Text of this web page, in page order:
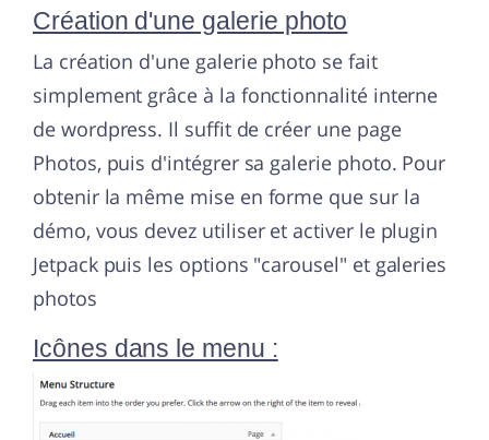
Création d'une galerie photo
La création d'une galerie photo se fait
simplement grâce à la fonctionnalité interne
de wordpress. Il suffit de créer une page
Photos, puis d'intégrer sa galerie photo. Pour
obtenir la même mise en forme que sur la
démo, vous devez utiliser et activer le plugin
Jetpack puis les options "carousel" et galeries
photos
Icônes dans le menu :